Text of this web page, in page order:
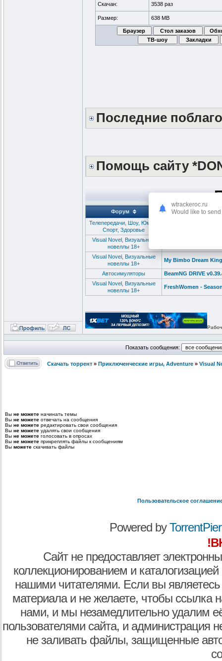
LonaRPG
LonaRPG
Скачан: 3538 раз
Размер: 638 MB
Последние
Помощь сайту
Форум
Телепередачи, Шоу, Юмор,
Спорт, Здоровье
Visual Novel, Визуальные
новеллы 18+
Visual Novel, Визуальные
новеллы 18+
My Bimbo Dream
Автосимуляторы
BeamNG DRIVE
Visual Novel, Визуальные
новеллы 18+
FreshWomen -
Показать сообщения:
Скачать торрент » Приключенческие игры, Adventure » Visual
Вы не можете начинать темы
Вы не можете отвечать на сообщения
Вы не можете редактировать свои сообщения
Вы не можете удалять свои сообщения
Вы не можете голосовать в опросах
Вы не можете прикреплять файлы к сообщениям
Вы можете скачивать файлы
Пользовательское
Powered by
Сайт не предоставляет
коллекционированием и
нашими читателями. Если вы являетесь
материала и не желаете, чтобы ссылка
нами, и мы незамедлительно удалим
пользователями сайта, и администрация
не заливать файлы, защищенные
wtrackeroc.ru
Would like to